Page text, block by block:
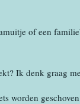
of een
Ik denk graag
worden